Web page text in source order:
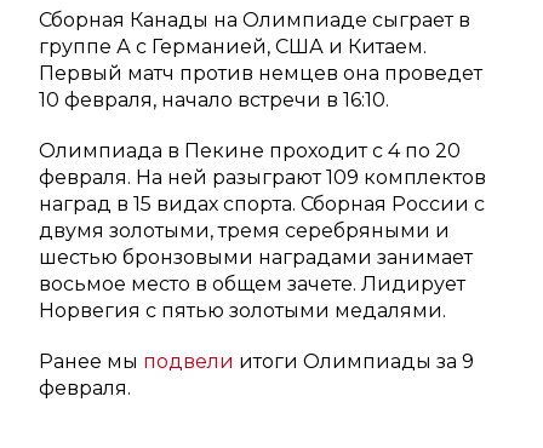
Сборная Канады на Олимпиаде сыграет в
группе А с Германией, США и Китаем.
Первый матч против немцев она проведет
10 февраля, начало встречи в 16:10.
Олимпиада в Пекине проходит с 4 по 20
февраля. На ней разыграют 109 комплектов
наград в 15 видах спорта. Сборная России с
двумя золотыми, тремя серебряными и
шестью бронзовыми наградами занимает
восьмое место в общем зачете. Лидирует
Норвегия с пятью золотыми медалями.
Ранее мы подвели итоги Олимпиады за 9
февраля.